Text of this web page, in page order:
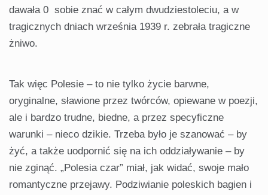
dawała 0 sobie znać w całym dwudziestole­ciu, a w
tragicznych dniach września 1939 r. zebrała tragiczne
żniwo.
Tak więc Polesie – to nie tylko życie barwne,
oryginalne, sławione przez twórców, opiewane w poezji,
ale i bardzo trudne, biedne, a przez specy­ficzne
warunki – nieco dzikie. Trzeba było je szanować – by
żyć, a także uodpornić się na ich oddziaływanie – by
nie zginąć. „Polesia czar” miał, jak widać, swoje mało
romantyczne przejawy. Podziwianie poleskich ba­gien i